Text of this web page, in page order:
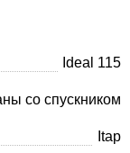
Ideal 115
со спускником
Itap